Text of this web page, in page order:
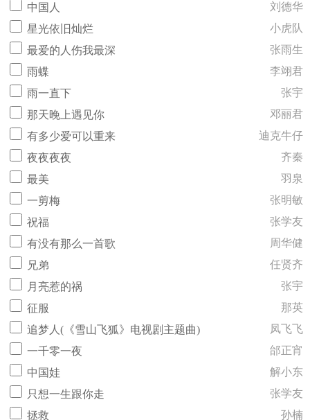
中国人
刘德华
星光依旧灿烂
小虎队
最爱的人伤我最深
张雨生
雨蝶
李翊君
雨一直下
张宇
那天晚上遇见你
邓丽君
有多少爱可以重来
迪克牛仔
夜夜夜夜
齐秦
最美
羽泉
一剪梅
张明敏
祝福
张学友
有没有那么一首歌
周华健
兄弟
任贤齐
月亮惹的祸
张宇
征服
那英
追梦人(《雪山飞狐》电视剧主题曲)
凤飞飞
一千零一夜
邰正宵
中国娃
解小东
只想一生跟你走
张学友
拯救
孙楠